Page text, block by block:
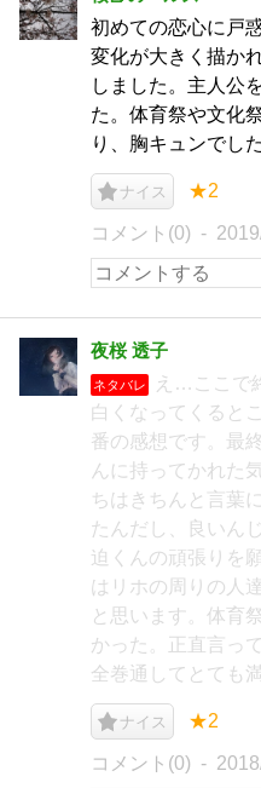
初めての恋心に戸
変化が大きく描か
しました。主人公
た。体育祭や文化
り、胸キュンでした
ナイス ★2
コメント(0)
夜桜 透子
ネタバレ
え…ここで
白くなってくると
番の感想です。最
んに持ってかれた
ちはきちんと言葉
たんだし、良いん
迫くんの頑張りを
はリホの周りの人
と思います。体育
かった。正直言っ
全巻通してとても
ナイス ★2
コメント(0)